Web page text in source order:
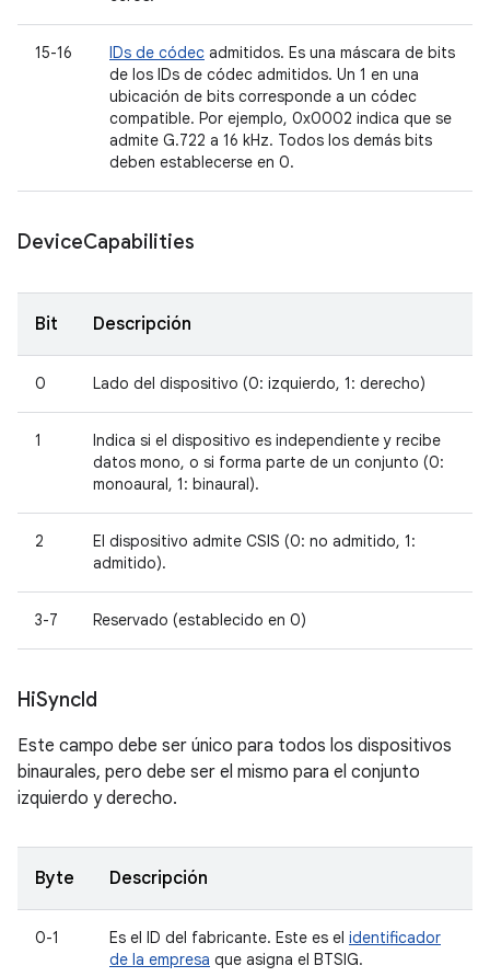
15-16 IDs de códec admitidos. Es una máscara de bits
de los IDs de códec admitidos. Un 1 en una
ubicación de bits corresponde a un códec
compatible. Por ejemplo, 0x0002 indica que se
admite G.722 a 16 kHz. Todos los demás bits
deben establecerse en 0.
DeviceCapabilities
Bit Descripción
0 Lado del dispositivo (0: izquierdo, 1: derecho)
1
Indica si el dispositivo es independiente y recibe
datos mono, o si forma parte de un conjunto (0:
monoaural, 1: binaural).
2
El dispositivo admite CSIS (0: no admitido, 1:
admitido).
3-7 Reservado (establecido en 0)
HiSync Id
Este campo debe ser único para todos los dispositivos
binaurales, pero debe ser el mismo para el conjunto
izquierdo y derecho.
Byte Descripción
0-1 Es el ID del fabricante. Este es el identificador
de la empresa que asigna el BTSIG.